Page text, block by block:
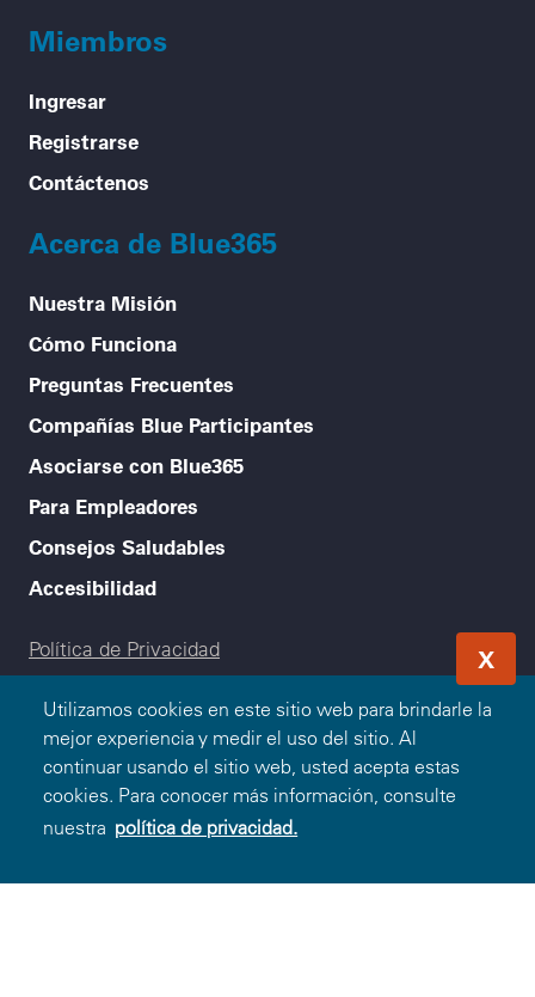
Utilizamos cookies en este sitio web para brindarle la
mejor experiencia y medir el uso del sitio. Al
continuar usando el sitio web, usted acepta estas
cookies. Para conocer más información, consulte
nuestra política de privacidad.
X
Miembros
Ingresar
Registrarse
Contáctenos
Acerca de Blue365
Nuestra Misión
Cómo Funciona
Preguntas Frecuentes
Compañías Blue Participantes
Asociarse con Blue365
Para Empleadores
Consejos Saludables
Accesibilidad
Legal menu
Política de Privacidad
Condiciones de Uso
Aviso de no Discriminación